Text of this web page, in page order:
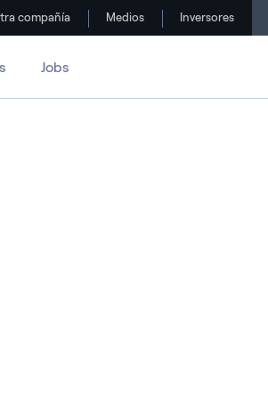
compañía Medios Inversores
Jobs